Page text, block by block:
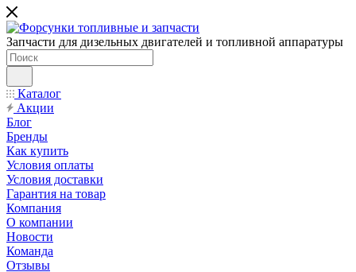
Запчасти для дизельных двигателей и топливной аппаратуры
Каталог
Акции
Блог
Бренды
Как купить
Условия оплаты
Условия доставки
Гарантия на товар
Компания
О компании
Новости
Команда
Отзывы